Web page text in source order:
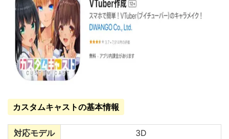
カスタムキャストの基本情報
対応モデル
3D